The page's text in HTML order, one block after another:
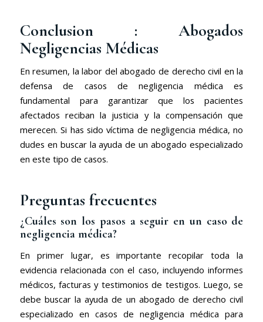
Conclusion :Abogados
Negligencias Médicas
En resumen, la labor del abogado de derecho civil en la
defensa de casos de negligencia médica es
fundamental para garantizar que los pacientes
afectados reciban la justicia y la compensación que
merecen. Si has sido víctima de negligencia médica, no
dudes en buscar la ayuda de un abogado especializado
en este tipo de casos.
Preguntas frecuentes
¿Cuáles son los pasos a seguir en un caso de
negligencia médica?
En primer lugar, es importante recopilar toda la
evidencia relacionada con el caso, incluyendo informes
médicos, facturas y testimonios de testigos. Luego, se
debe buscar la ayuda de un abogado de derecho civil
especializado en casos de negligencia médica para